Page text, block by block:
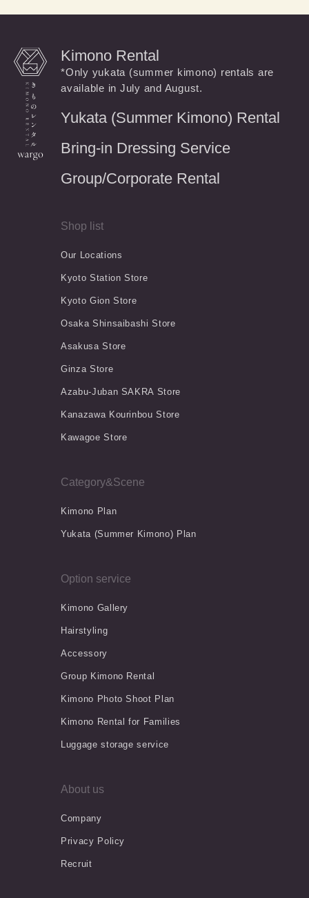
Kimono Rental
*Only yukata (summer kimono) rentals are
available in July and August.
Yukata (Summer Kimono) Rental
Bring-in Dressing Service
Group/Corporate Rental
Shop list
Our Locations
Kyoto Station Store
Kyoto Gion Store
Osaka Shinsaibashi Store
Asakusa Store
Ginza Store
Azabu-Juban SAKRA Store
Kanazawa Kourinbou Store
Kawagoe Store
Category&Scene
Kimono Plan
Yukata (Summer Kimono) Plan
Option service
Kimono Gallery
Hairstyling
Accessory
Group Kimono Rental
Kimono Photo Shoot Plan
Kimono Rental for Families
Luggage storage service
About us
Company
Privacy Policy
Recruit